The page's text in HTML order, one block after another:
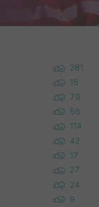
281
16
79
56
114
42
17
27
24
9